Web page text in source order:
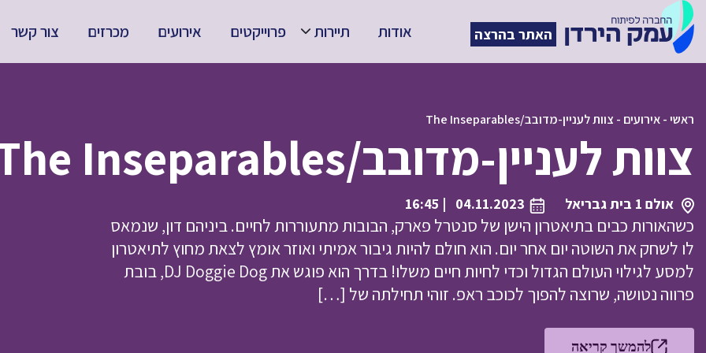
האתר בהרצה אודות תיירות פרוייקטים אירועים מכרזים צור קשר
ראשי-אירועים - צוות לעניין-מדובב/The Inseparables
צוות לעניין-מדובב/The Inseparables
אולם 1 בית גבריאל 04.11.2023
| 16:45
כשהאורות כבים בתיאטרון הישן של סנטרל פארק, הבובות מתעוררות לחיים. ביניהם דון, שנמאס
לו לשחק את השוטה יום אחר יום. הוא חולם להיות גיבור אמיתי ואוזר אומץ לצאת מחוץ לתיאטרון
למסע לגילוי העולם הגדול וכדי לחיות חיים משלו! בדרך הוא פוגש את DJ Doggie Dog, בובת
פרווה נטושה, שרוצה להפוך לכוכב ראפ. זוהי תחילתה של […]
להמשך קריאה